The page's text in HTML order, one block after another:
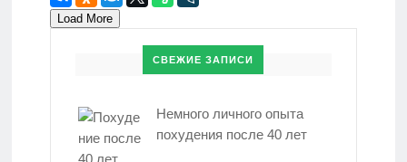
Load More
СВЕЖИЕ ЗАПИСИ
Немного личного опыта
похудения после 40 лет